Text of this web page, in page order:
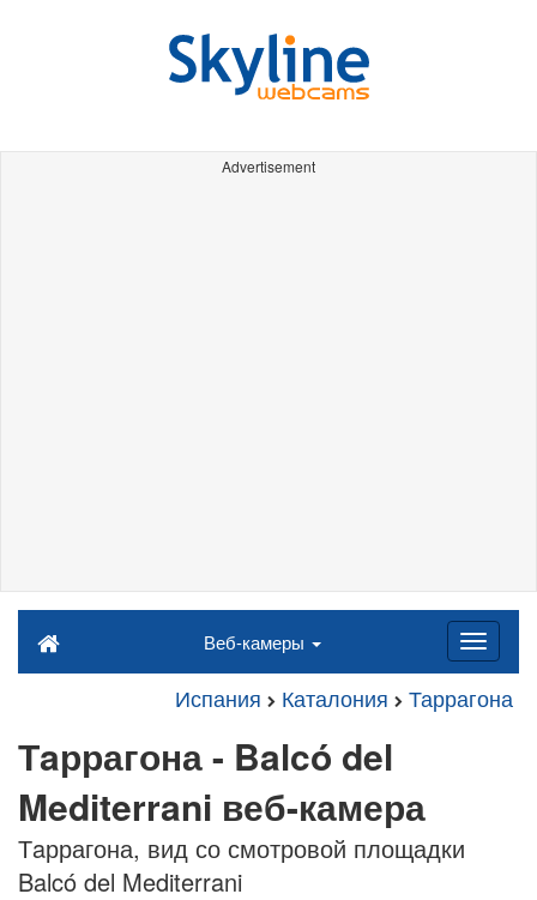
Advertisement
Веб-камеры
Испания Каталония Таррагона
Тaррагона - Balcó del
Mediterrani веб-камера
Тaррагона, вид со смотровой площадки
Balcó del Mediterrani